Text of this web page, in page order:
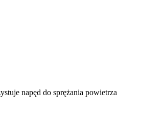
napęd do sprężania powietrza